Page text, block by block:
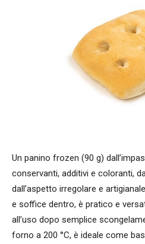
Un panino frozen (90 g)
conservanti, additivi e coloranti,
dall’aspetto irregolare e
e soffice dentro, è pratico e
all’uso dopo semplice
forno a 200 °C, è ideale come